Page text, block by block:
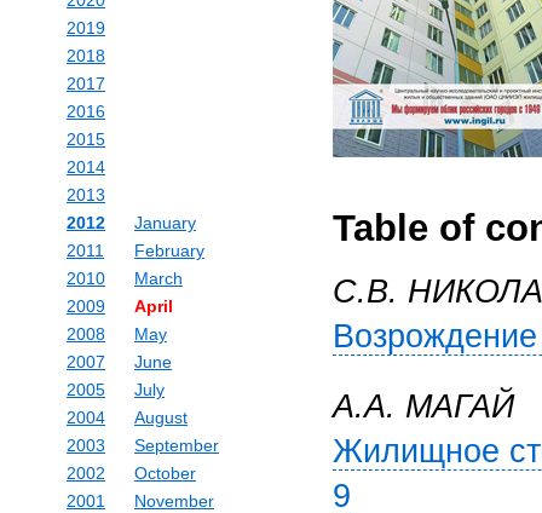
2019
2018
2017
2016
2015
2014
2013
2012
January
February
March
April
May
June
July
August
September
October
November
2011
2010
2009
2008
2007
2005
2004
2003
2002
2001
Table of
С.В.
А.А. МАГАЙ
Жилищное
9